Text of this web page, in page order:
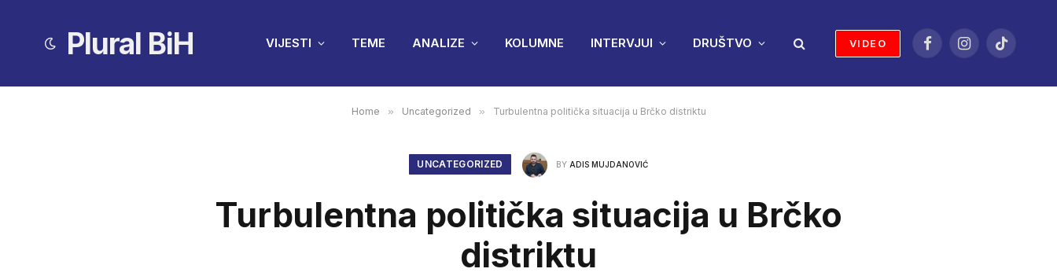
Plural BiH VIJESTI TEME ANALIZE KOLUMNE INTERVJUI DRUŠTVO VIDEO
FacebookInstagramTikTok
Home » Uncategorized » Turbulentna politička situacija u Brčko distriktu
UNCATEGORIZED BY ADIS MUJDANOVIĆ
Turbulentna politička situacija u Brčko
distriktu